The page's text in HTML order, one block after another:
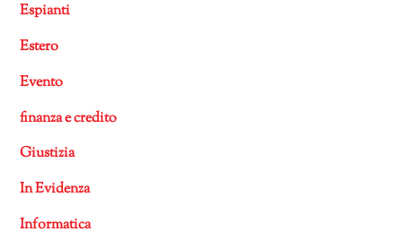
Espianti
Estero
Evento
finanza e credito
Giustizia
In Evidenza
Informatica